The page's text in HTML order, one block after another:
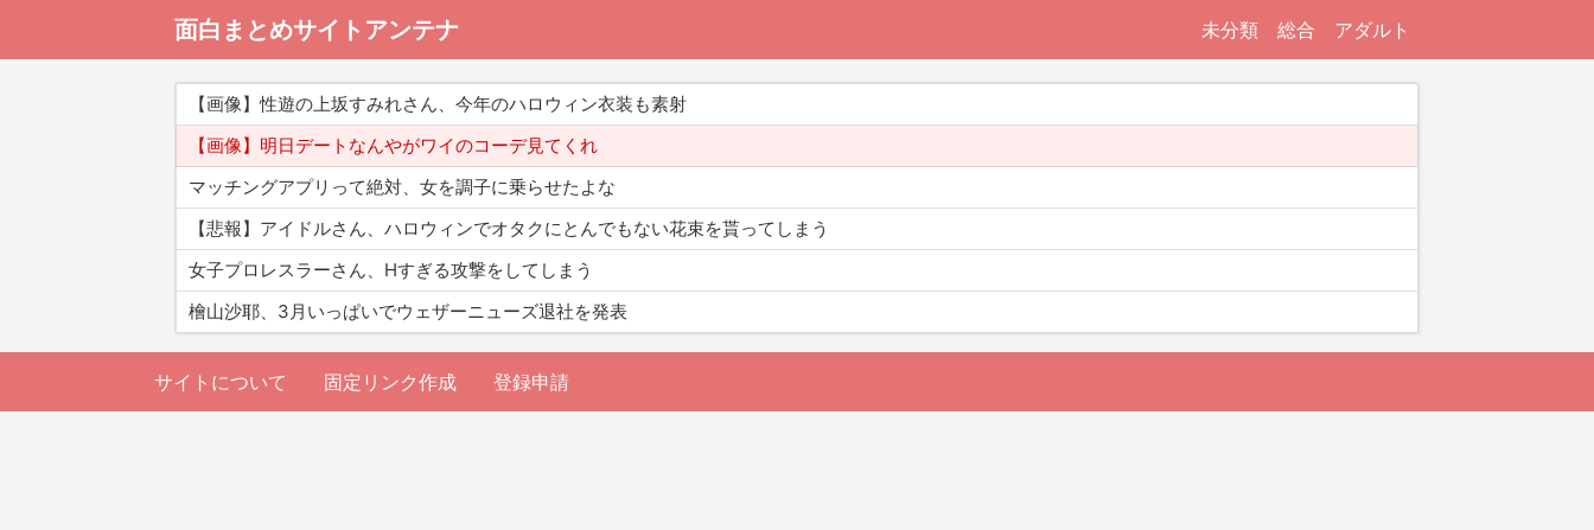
面白まとめサイトアンテナ 未分類 総合 アダルト
【画像】性遊の上坂すみれさん、今年のハロウィン衣装も素射
【画像】明日デートなんやがワイのコーデ見てくれ
マッチングアプリって絶対、女を調子に乗らせたよな
【悲報】アイドルさん、ハロウィンでオタクにとんでもない花束を貰ってしまう
女子プロレスラーさん、Hすぎる攻撃をしてしまう
檜山沙耶、3月いっぱいでウェザーニューズ退社を発表
サイトについて 固定リンク作成 登録申請